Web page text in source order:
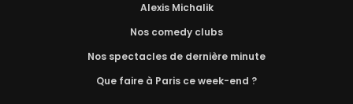
Alexis Michalik
Nos comedy clubs
Nos spectacles de dernière minute
Que faire à Paris ce week-end ?